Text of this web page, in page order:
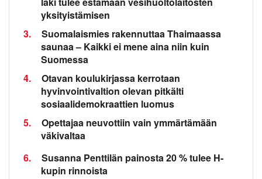
yksityistämisen
3.
Suomalaismies rakennuttaa Thaimaassa
saunaa – Kaikki ei mene aina niin kuin
Suomessa
4.
Otavan koulukirjassa kerrotaan
hyvinvointivaltion olevan pitkälti
sosiaalidemokraattien luomus
5.
Opettajaa neuvottiin vain ymmärtämään
väkivaltaa
6.
Susanna Penttilän painosta 20 % tulee H-
kupin rinnoista